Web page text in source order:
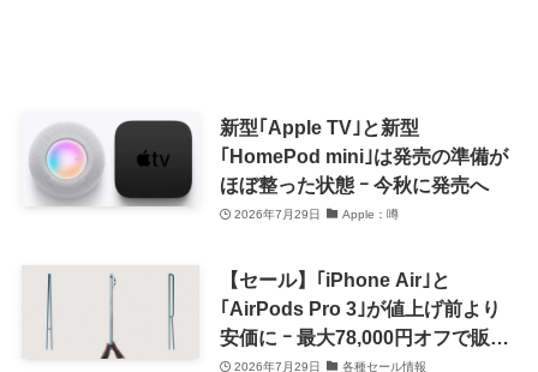
新型｢Apple TV｣と新型
｢HomePod mini｣は発売の準備が
ほぼ整った状態 ｰ 今秋に発売へ
2026年7月29日 Apple：噂
【セール】｢iPhone Air｣と
｢AirPods Pro 3｣が値上げ前より
安価に ｰ 最大78,000円オフで販売
中2026年7月29日 各種セール情報